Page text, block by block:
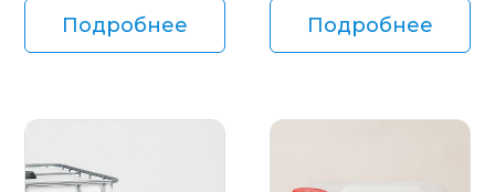
Подробнее Подробнее